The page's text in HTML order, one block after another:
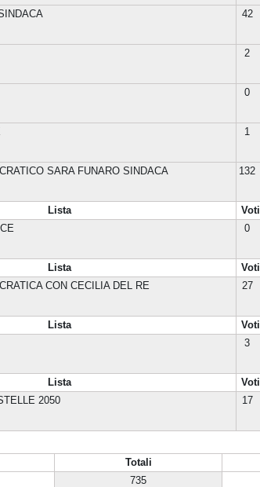
42
2
0
1
SARA FUNARO SINDACA 132
Lista Voti
0
Lista Voti
CON CECILIA DEL RE
27
Lista Voti
3
Lista Voti
2050
17
Totali
735